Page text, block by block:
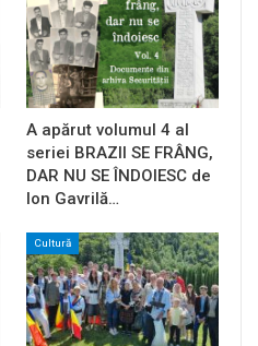
A apărut volumul 4 al
seriei BRAZII SE FRÂNG,
DAR NU SE ÎNDOIESC de
Ion Gavrilă…
Cultură